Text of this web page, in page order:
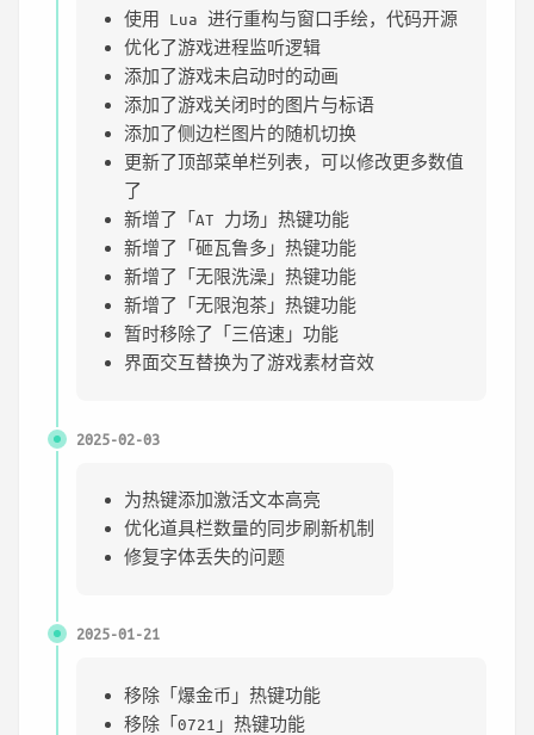
使用 Lua 进行重构与窗口手绘，代码开源
优化了游戏进程监听逻辑
添加了游戏未启动时的动画
添加了游戏关闭时的图片与标语
添加了侧边栏图片的随机切换
更新了顶部菜单栏列表，可以修改更多数值
了
新增了「AT 力场」热键功能
新增了「砸瓦鲁多」热键功能
新增了「无限洗澡」热键功能
新增了「无限泡茶」热键功能
暂时移除了「三倍速」功能
界面交互替换为了游戏素材音效
2025-02-03
为热键添加激活文本高亮
优化道具栏数量的同步刷新机制
修复字体丢失的问题
2025-01-21
移除「爆金币」热键功能
移除「0721」热键功能